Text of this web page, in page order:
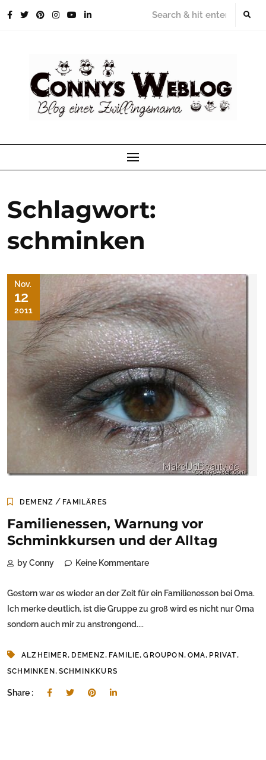
Schlagwort:
schminken
Nov.
12
2011
DEMENZ / FAMILÄRES
Familienessen, Warnung vor
Schminkkursen und der Alltag
by Conny Keine Kommentare
Gestern war es wieder an der Zeit für ein Familienessen bei Oma.
Ich merke deutlich, ist die Gruppe zu groß wird es nicht nur Oma
sondern auch mir zu anstrengend....
ALZHEIMER, DEMENZ, FAMILIE,GROUPON , OMA, PRIVAT,
SCHMINKEN , SCHMINKKURS
Share :